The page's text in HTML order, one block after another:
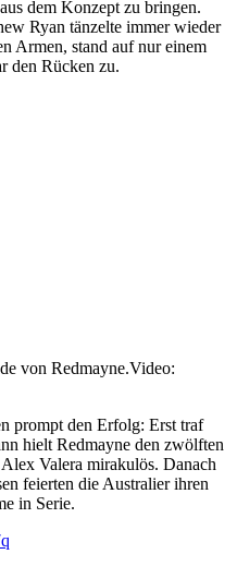
dem Konzept zu bringen.
Ryan tänzelte immer wieder
Armen, stand auf nur einem
den Rücken zu.
von Redmayne.Video:
prompt den Erfolg: Erst traf
hielt Redmayne den zwölften
Valera mirakulös. Danach
feierten die Australier ihren
in Serie.